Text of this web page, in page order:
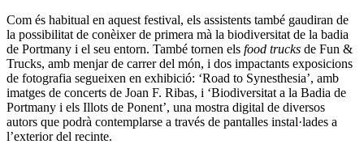
Com és habitual en aquest festival, els assistents també gaudiran de
la possibilitat de conèixer de primera mà la biodiversitat de la badia
de Portmany i el seu entorn. També tornen els food trucks de Fun &
Trucks, amb menjar de carrer del món, i dos impactants exposicions
de fotografia segueixen en exhibició: ‘Road to Synesthesia’, amb
imatges de concerts de Joan F. Ribas, i ‘Biodiversitat a la Badia de
Portmany i els Illots de Ponent’, una mostra digital de diversos
autors que podrà contemplarse a través de pantalles instal·lades a
l’exterior del recinte.